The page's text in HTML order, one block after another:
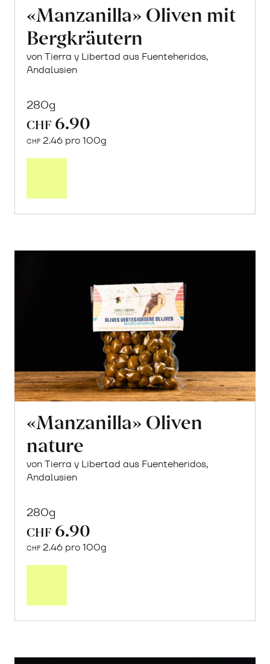
«Manzanilla» Oliven mit
Bergkräutern
von Tierra y Libertad aus Fuenteheridos,
Andalusien
280g
CHF 6.90
CHF 2.46 pro 100g
«Manzanilla» Oliven
nature
von Tierra y Libertad aus Fuenteheridos,
Andalusien
280g
CHF 6.90
CHF 2.46 pro 100g